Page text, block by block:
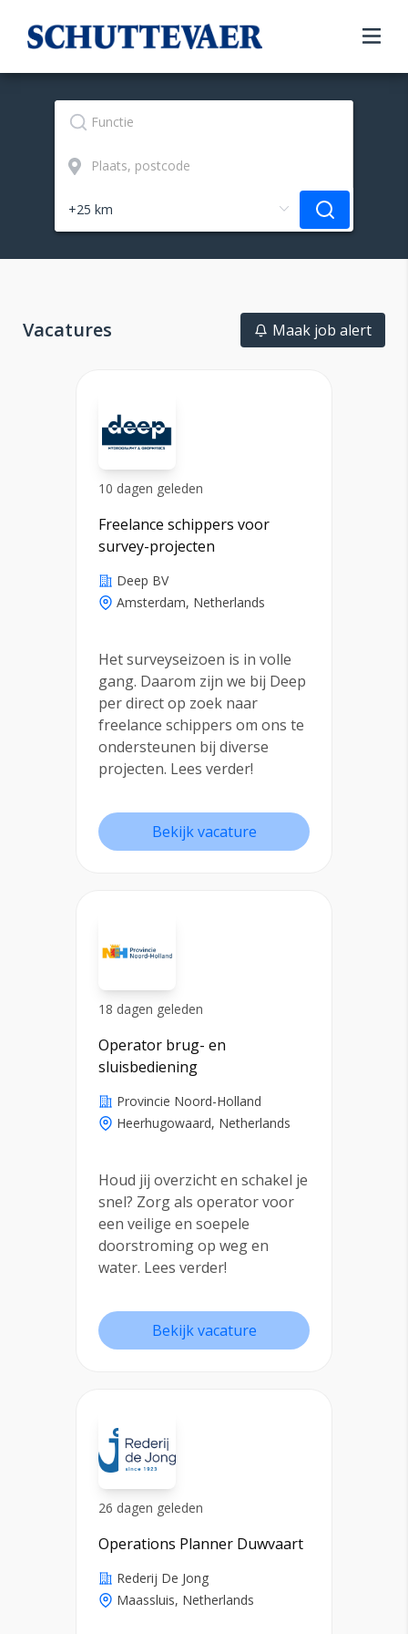
Vacatures Maak job alert
10 dagen geleden
Freelance schippers voor
survey-projecten
Deep BV
Amsterdam, Netherlands
Het surveyseizoen is in volle
gang. Daarom zijn we bij Deep
per direct op zoek naar
freelance schippers om ons te
ondersteunen bij diverse
projecten. Lees verder!
Bekijk vacature
18 dagen geleden
Operator brug- en
sluisbediening
Provincie Noord-Holland
Heerhugowaard, Netherlands
Houd jij overzicht en schakel je
snel? Zorg als operator voor
een veilige en soepele
doorstroming op weg en
water. Lees verder!
Bekijk vacature
26 dagen geleden
Operations Planner Duwvaart
Rederij De Jong
Maassluis, Netherlands